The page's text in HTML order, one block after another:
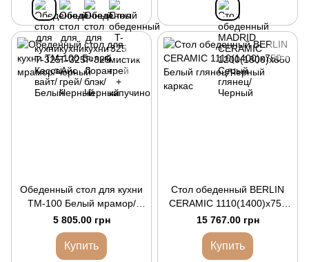
Обеденный стол для кухни
TM-100 Белый мрамор/
Черный
5 805.00 грн
Купить
Стол обеденный BERLIN
CERAMIC 1110(1400)x750
Белый глянец/Черный
каркас
15 767.00 грн
Купить